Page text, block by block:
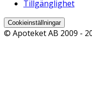
Tillgänglighet
Cookieinställningar
© Apoteket AB 2009 -